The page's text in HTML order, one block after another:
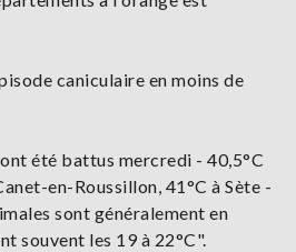
caniculaire en moins de
été battus mercredi - 40,5°C
en-Roussillon, 41°C à Sète -
sont généralement en
souvent les 19 à 22°C".